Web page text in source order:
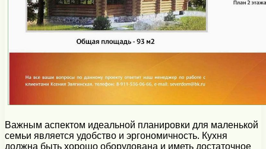
Важным аспектом идеальной планировки для маленькой
семьи является удобство и эргономичность. Кухня
должна быть хорошо оборудована и иметь достаточное